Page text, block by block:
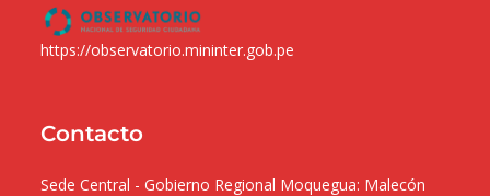
https://observatorio.mininter.gob.pe
Contacto
Sede Central - Gobierno Regional Moquegua: Malecón